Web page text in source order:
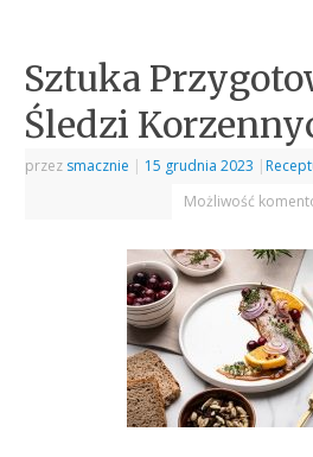
Sztuka
Śledzi
przez smacznie | 15 grudnia 2023 |
Możliwość